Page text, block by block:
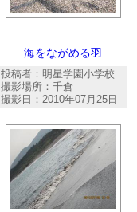
海をながめる羽
投稿者：明星学園小学校
撮影場所：千倉
撮影日：2010年07月25日